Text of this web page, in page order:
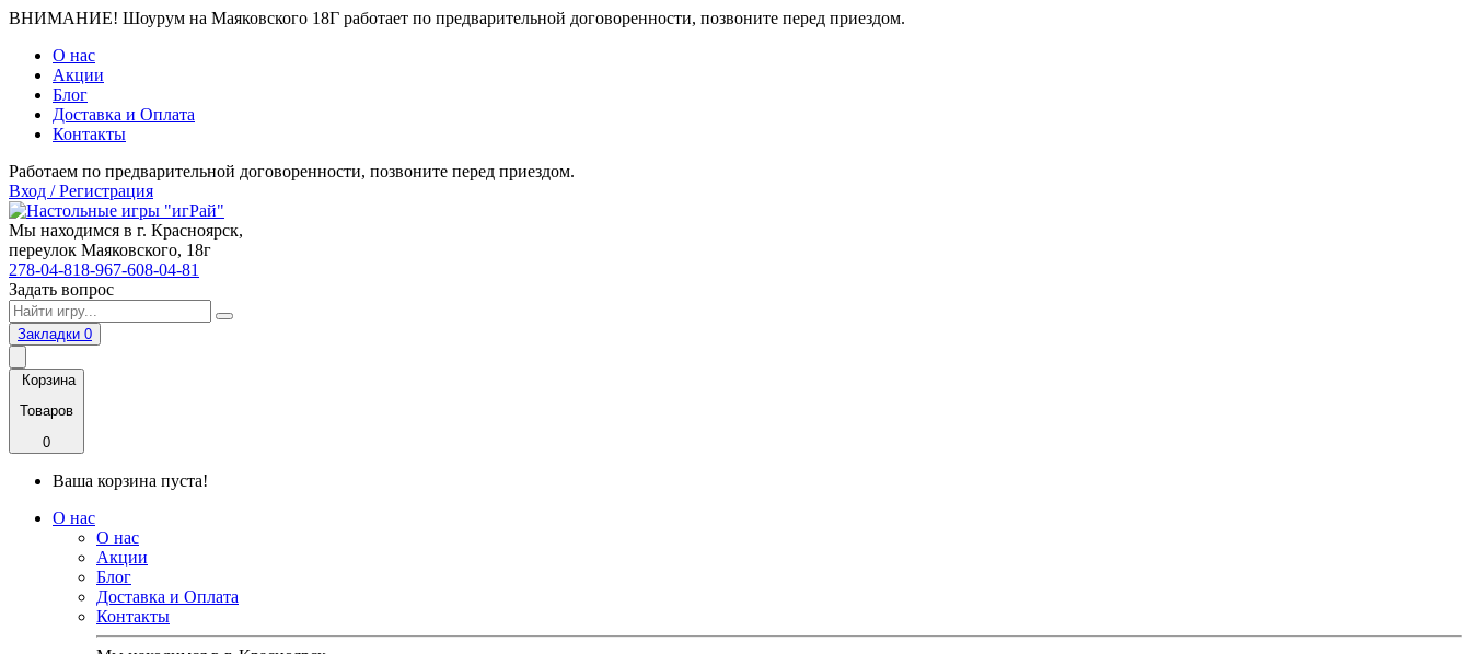
ВНИМАНИЕ! Шоурум на Маяковского 18Г работает по предварительной договоренности, позвоните перед приездом.
О нас
Акции
Блог
Доставка и Оплата
Контакты
Работаем по предварительной договоренности, позвоните перед приездом.
Вход / Регистрация
Мы находимся в г. Красноярск,
переулок Маяковского, 18г
278-04-818-967-608-04-81
Задать вопрос
Закладки 0
Корзина
Товаров
0
Ваша корзина пуста!
О нас
О нас
Акции
Блог
Доставка и Оплата
Контакты